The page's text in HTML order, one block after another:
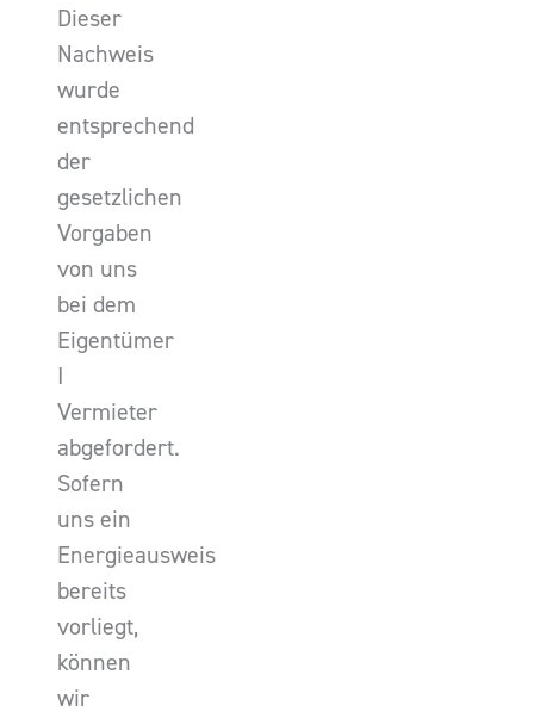
Dieser
Nachweis
wurde
entsprechend
der
gesetzlichen
Vorgaben
von uns
bei dem
Eigentümer
I
Vermieter
abgefordert.
Sofern
uns ein
Energieausweis
bereits
vorliegt,
können
wir